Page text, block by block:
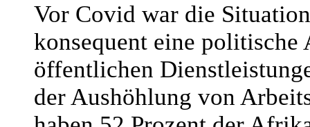
Vor Covid war die
konsequent eine
öffentlichen
der Aushöhlung von